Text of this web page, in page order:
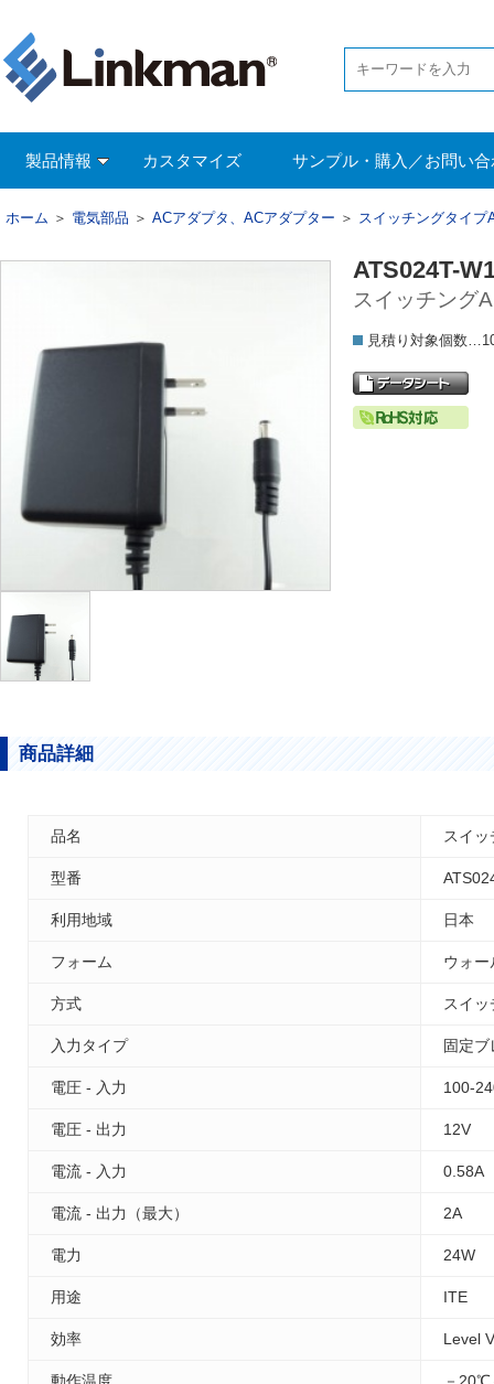
製品情報 カスタマイズ サンプル・購入／お問い
ホーム ＞ 電気部品 ＞ ACアダプタ、ACアダプター ＞ スイッチングタイプ
ATS024T-
スイッチング
見積り対象個数
商品詳細
品名 スイ
型番
利用地域 日本
フォーム ウォー
方式 スイ
入力タイプ 固定
電圧 - 入力 100-
電圧 - 出力 12V
電流 - 入力 0.58A
電流 - 出力（最大） 2A
電力 24W
用途 ITE
効率 Level
動作温度 －